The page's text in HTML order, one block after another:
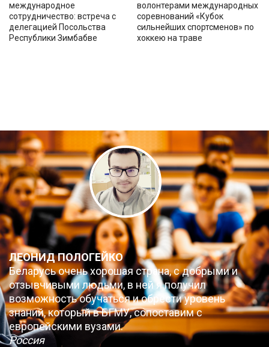
международное
сотрудничество: встреча с
делегацией Посольства
Республики Зимбабве
волонтерами международных
соревнований «Кубок
сильнейших спортсменов» по
хоккею на траве
ЛЕОНИД ПОЛОГЕЙКО
Беларусь очень хорошая страна, с добрыми и
отзывчивыми людьми, в ней я получил
возможность обучаться и обрести уровень
знаний, который в БГМУ, сопоставим с
европейскими вузами.
Россия